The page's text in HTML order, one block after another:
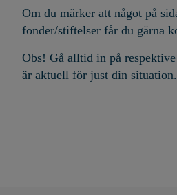
Om du märker att något på
fonder/stiftelser får du gärna
Obs! Gå alltid in på
är aktuell för just din situation.